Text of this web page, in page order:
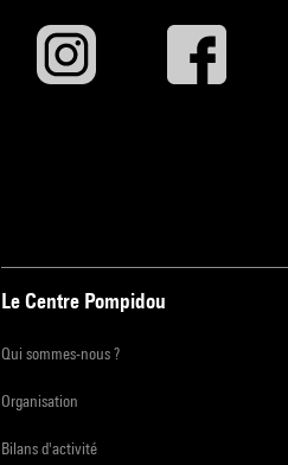
Le Centre Pompidou
Qui sommes-nous ?
Organisation
Bilans d'activité